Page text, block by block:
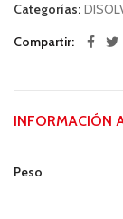
Categorías:
Compartir
INFORMACIÓN
Peso